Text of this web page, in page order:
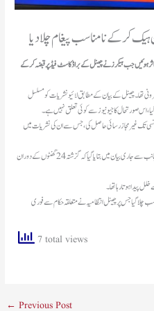
ہیک کر کے نامناسب پیغام چلا دیا
ہوئیں جب ہیکرز نے چینل کے براڈکاسٹ فیڈ پر قبضہ کر کے
تھا۔ چینل کے بیان کے مطابق لائیو نشریات کو مسلسل
اس صورتحال کا جیو نیوز سے کوئی تعلق نہیں ہے۔
تک غیر مجاز رسائی حاصل کی، جس سے ان کی نشریات میں
چینل کی جانب سے جاری بیان میں بتایا گیا کہ گزشتہ 24 گھنٹوں کے دوران PAKSAT کمیونیکیشن سیٹلائٹ کے ذریعے چلنے
پیدا ہوتا رہا تھا۔
چلا گیا جس پر چینل انتظامیہ نے متعلقہ حکام سے فوری
7 total views
← Previous Post